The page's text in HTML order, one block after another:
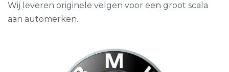
Wij leveren originele velgen voor een groot scala
aan automerken.